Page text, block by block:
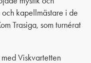
och kapellmästare i de
Trasiga, som turnérat
Viskvartetten